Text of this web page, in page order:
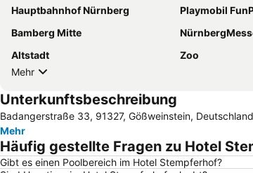
Hauptbahnhof Nürnberg Playmobil
Bamberg Mitte
Altstadt
Zoo
Mehr
Unterkunftsbeschreibung
Badangerstraße 33, 91327, Gößweinstein, Deutschland
Mehr
Häufig gestellte Fragen zu Hotel
Gibt es einen Poolbereich im Hotel Stempferhof?